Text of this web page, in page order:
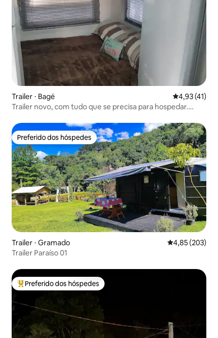
Trailer ⋅ Bagé 4,93 de uma
4,93 (41)
Trailer novo, com tudo que se precisa para hospedar.
Preferido dos hóspedes
Preferido dos hóspedes
Trailer ⋅ Gramado 4,85 de uma
4,85 (203)
Trailer Paraíso 01
Entre os melhores preferidos dos hóspedes
Preferido dos hóspedes